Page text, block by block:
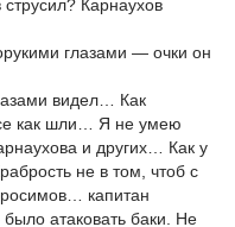
Карнаухов
глазами — очки он
видел… Как
как шли… Я не умею
и других… Как у
не в том, чтоб с
капитан
атаковать баки. Не